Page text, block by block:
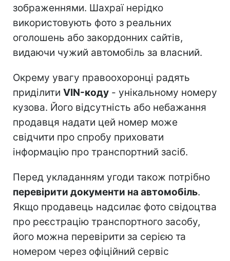
зображеннями. Шахраї нерідко
використовують фото з реальних
оголошень або закордонних сайтів,
видаючи чужий автомобіль за власний.
Окрему увагу правоохоронці радять
приділити VIN-коду - унікальному номеру
кузова. Його відсутність або небажання
продавця надати цей номер може
свідчити про спробу приховати
інформацію про транспортний засіб.
Перед укладанням угоди також потрібно
перевірити документи на автомобіль.
Якщо продавець надсилає фото свідоцтва
про реєстрацію транспортного засобу,
його можна перевірити за серією та
номером через офіційний сервіс